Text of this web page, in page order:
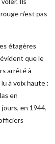
n’est pas
étagères
que le
arrêté à
à voix haute :
en
en 1944,